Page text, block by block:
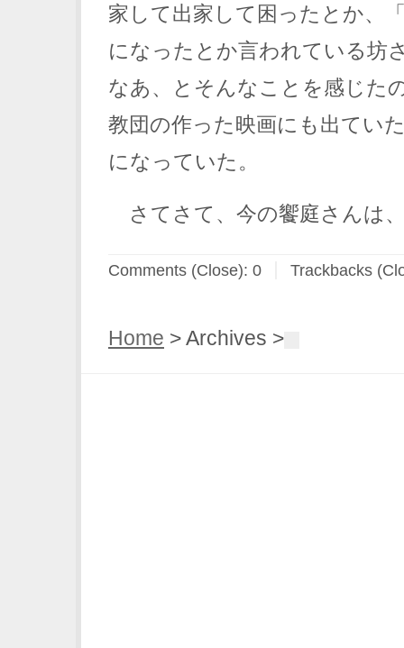
家して出家して困ったとか、
になったとか言われている坊
なあ、とそんなことを感じた
教団の作った映画にも出てい
になっていた。
さてさて、今の饗庭さんは
Comments (Close): 0 Trackbacks
Home > Archives >